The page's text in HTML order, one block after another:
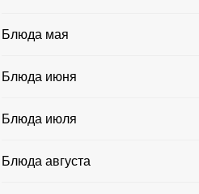
Блюда мая
Блюда июня
Блюда июля
Блюда августа